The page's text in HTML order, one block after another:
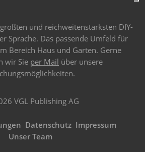
und reichweitenstärksten DIY-
Sprache. Das passende Umfeld für
Bereich Haus und Garten. Gerne
wir Sie per Mail über unsere
VGL Publishing AG
Datenschutz Impressum
Unser Team